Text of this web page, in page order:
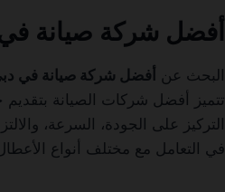
أفضل شركة صيانة
البحث عن أفضل شركة صيانة في
تتميز أفضل شركات الصيانة بتقديم
التركيز على الجودة، السرعة،
في التعامل مع مختلف أنواع